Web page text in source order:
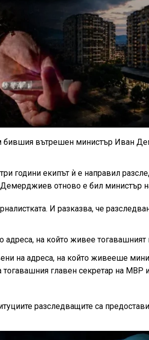
бившия вътрешен министър Иван
години екипът ѝ е направил
отново е бил министър
И разказва, че
адреса, на който живее тогавашният
на адреса, на който живееше
тогавашния главен секретар на
разследващите са